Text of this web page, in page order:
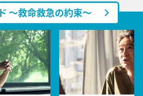
～救命救急の約束～